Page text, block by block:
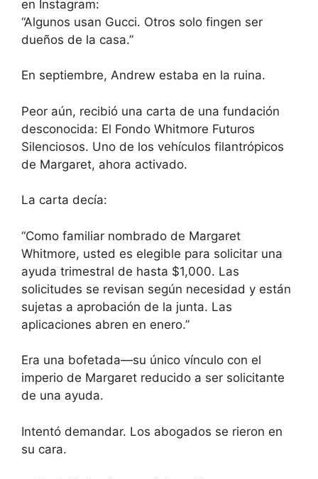
en Instagram:
“Algunos usan Gucci. Otros solo fingen ser
dueños de la casa.”
En septiembre, Andrew estaba en la ruina.
Peor aún, recibió una carta de una fundación
desconocida: El Fondo Whitmore Futuros
Silenciosos. Uno de los vehículos filantrópicos
de Margaret, ahora activado.
La carta decía:
“Como familiar nombrado de Margaret
Whitmore, usted es elegible para solicitar una
ayuda trimestral de hasta $1,000. Las
solicitudes se revisan según necesidad y están
sujetas a aprobación de la junta. Las
aplicaciones abren en enero.”
Era una bofetada—su único vínculo con el
imperio de Margaret reducido a ser solicitante
de una ayuda.
Intentó demandar. Los abogados se rieron en
su cara.